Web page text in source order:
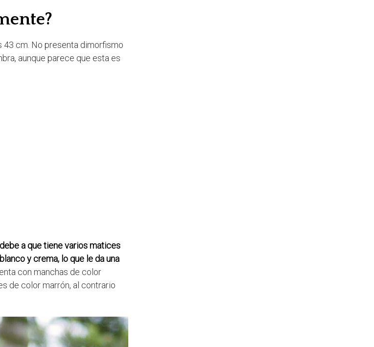
43 cm. No presenta dimorfismo
aunque parece que esta es
debe a que tiene varios matices
y crema, lo que le da una
con manchas de color
de color marrón, al contrario